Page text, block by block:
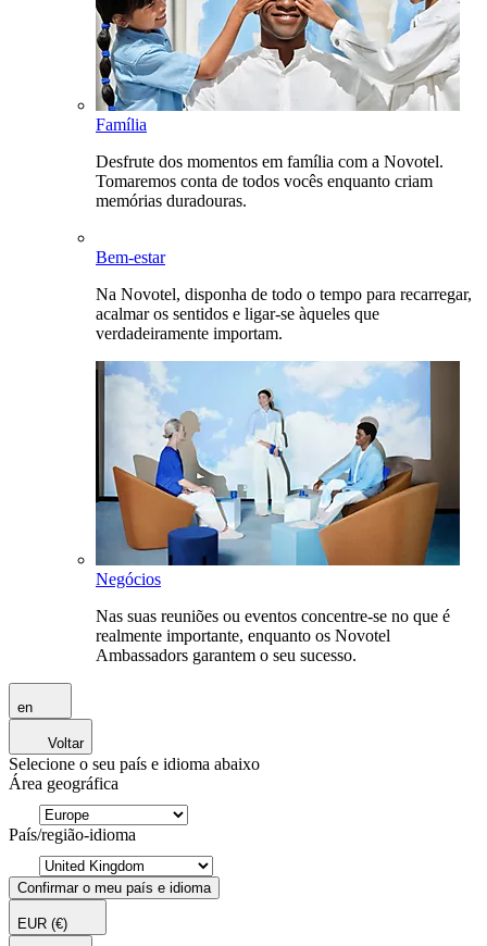
Família
Desfrute dos momentos em família com a Novotel.
Tomaremos conta de todos vocês enquanto criam
memórias duradouras.
Bem-estar
Na Novotel, disponha de todo o tempo para recarregar,
acalmar os sentidos e ligar-se àqueles que
verdadeiramente importam.
Negócios
Nas suas reuniões ou eventos concentre-se no que é
realmente importante, enquanto os Novotel
Ambassadors garantem o seu sucesso.
en
Voltar
Selecione o seu país e idioma abaixo
Área geográfica
País/região-idioma
Confirmar o meu país e idioma
EUR (€)